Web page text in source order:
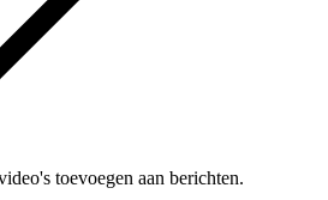
toevoegen aan berichten.